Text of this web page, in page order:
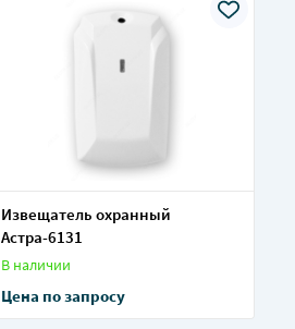
Извещатель охранный
Астра-6131
В наличии
Цена по запросу